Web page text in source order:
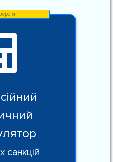
санкцій